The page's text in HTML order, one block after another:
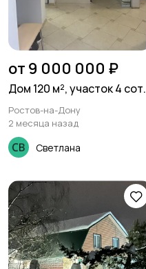
от 9 000 000 ₽
Дом 120 м², участок 4 сот.
Ростов-на-Дону
2 месяца назад
Светлана